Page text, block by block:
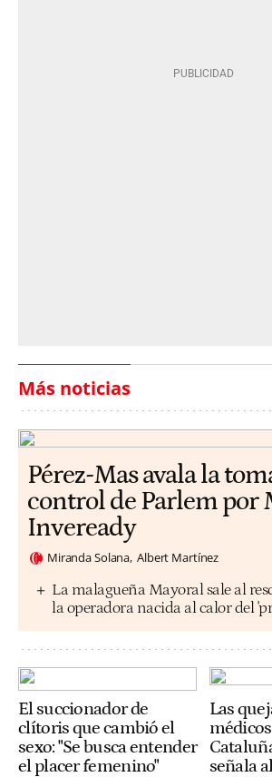
Más noticias
Pérez-Mas avala la
control de Parlem por
Inveready
Miranda Solana Albert Martínez
La malagueña Mayoral sale al
la operadora nacida al calor del
El succionador de
clítoris que cambió el
sexo: "Se busca entender
el placer femenino"
Las
señala